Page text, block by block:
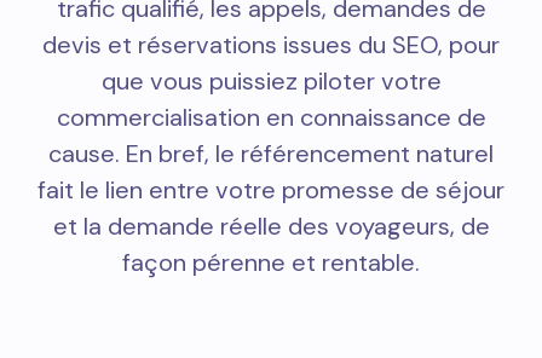
trafic qualifié, les appels, demandes de
devis et réservations issues du SEO, pour
que vous puissiez piloter votre
commercialisation en connaissance de
cause. En bref, le référencement naturel
fait le lien entre votre promesse de séjour
et la demande réelle des voyageurs, de
façon pérenne et rentable.